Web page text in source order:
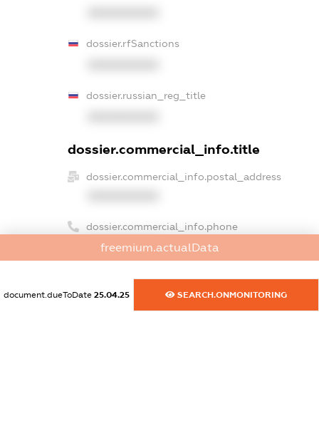
dossier.rfSanctions
dossier.russian_reg_title
dossier.commercial_info.title
dossier.commercial_info.postal_address
dossier.commercial_info.phone
XXXXXXXXXX
XXXXXXXXXX
freemium.actualData
document.dueToDate 25.04.25 SEARCH.ONMONITORING